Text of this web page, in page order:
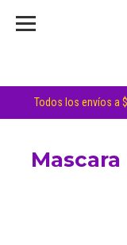
Todos los envíos a